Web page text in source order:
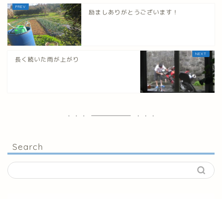
励ましありがとうございます！
長く続いた雨が上がり
Search